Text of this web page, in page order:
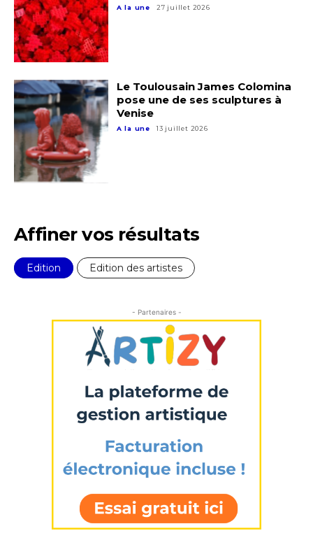
Nom
Statut / Organisation
J'accepte lestermes et conditions
* Champ obligatoire
Adresse email*
Statut / Organisation
J'accepte lestermes et conditions
A la une 27 juillet 2026
Le Toulousain James Colomina
pose une de ses sculptures à
Venise
A la une 13 juillet 2026
Affiner vos résultats
Edition Edition des artistes
- Partenaires -